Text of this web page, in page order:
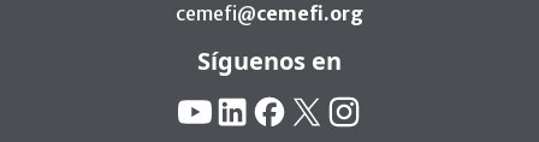
cemefi@cemefi.org
Síguenos en
YouTube
LinkedinFacebook
X Instagram